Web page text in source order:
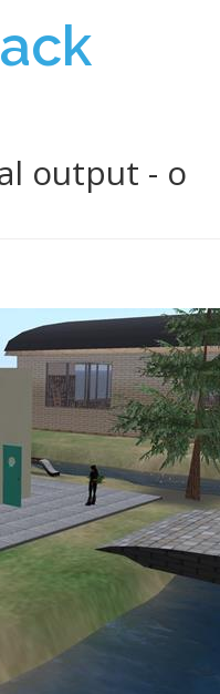
output - o